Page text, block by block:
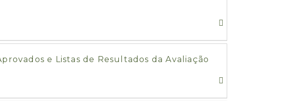
e Listas de Resultados da Avaliação